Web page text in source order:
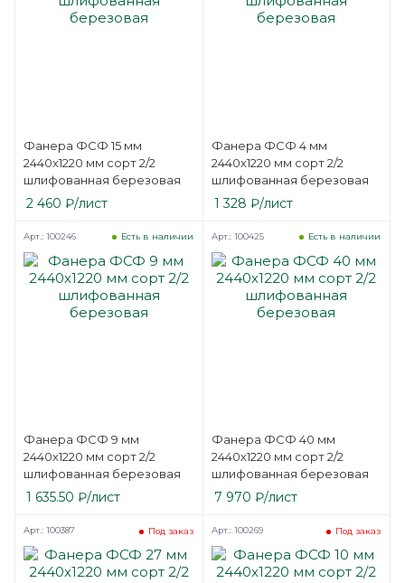
Фанера ФСФ 15 мм
2440х1220 мм сорт 2/2
шлифованная березовая
2 460 ₽/лист
Фанера ФСФ 4 мм
2440х1220 мм сорт 2/2
шлифованная березовая
1 328 ₽/лист
Фанера ФСФ 9 мм
2440х1220 мм сорт 2/2
шлифованная березовая
Есть в наличии
Арт.: 100246
1 635.50 ₽/лист
Фанера ФСФ 40 мм
2440х1220 мм сорт 2/2
шлифованная березовая
Есть в наличии
Арт.: 100425
7 970 ₽/лист
Под заказ
Арт.: 100387 Под заказ
Арт.: 100269